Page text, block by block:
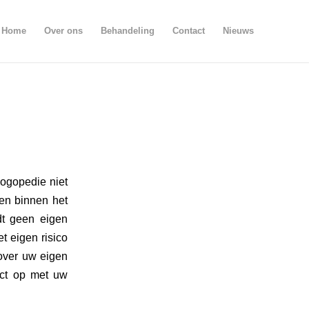
Home Over ons Behandeling Contact Nieuws
niet
binnen het
geen eigen
eigen risico
uw eigen
op met uw